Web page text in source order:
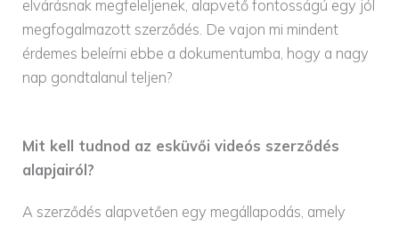
elvárásnak megfeleljenek, alapvető fontosságú egy jól
megfogalmazott szerződés. De vajon mi mindent
érdemes beleírni ebbe a dokumentumba, hogy a nagy
nap gondtalanul teljen?
Mit kell tudnod az esküvői videós szerződés
alapjairól?
A szerződés alapvetően egy megállapodás, amely